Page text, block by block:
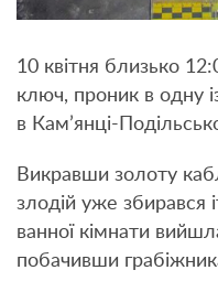
10 квітня близько
ключ, проник в одну
в Кам’янці-
Викравши золоту
злодій уже збирався
ванної кімнати
побачивши